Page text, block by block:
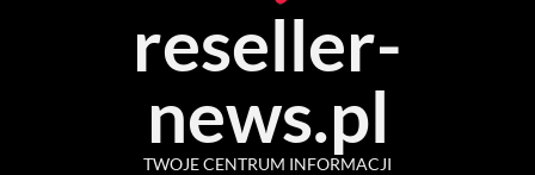
reseller-
news.pl
TWOJE CENTRUM INFORMACJI